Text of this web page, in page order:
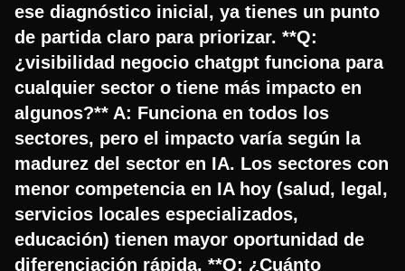
ese diagnóstico inicial, ya tienes un punto
de partida claro para priorizar. **Q:
¿visibilidad negocio chatgpt funciona para
cualquier sector o tiene más impacto en
algunos?** A: Funciona en todos los
sectores, pero el impacto varía según la
madurez del sector en IA. Los sectores con
menor competencia en IA hoy (salud, legal,
servicios locales especializados,
educación) tienen mayor oportunidad de
diferenciación rápida. **Q: ¿Cuánto